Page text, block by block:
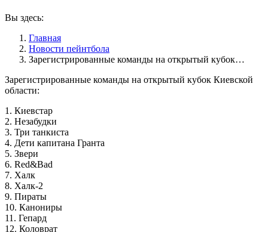
Вы здесь:
Главная
Новости пейнтбола
Зарегистрированные команды на открытый кубок…
Зарегистрированные команды на открытый кубок Киевской
области:
1. Киевстар
2. Незабудки
3. Три танкиста
4. Дети капитана Гранта
5. Звери
6. Red&Bad
7. Халк
8. Халк-2
9. Пираты
10. Канониры
11. Гепард
12. Коловрат